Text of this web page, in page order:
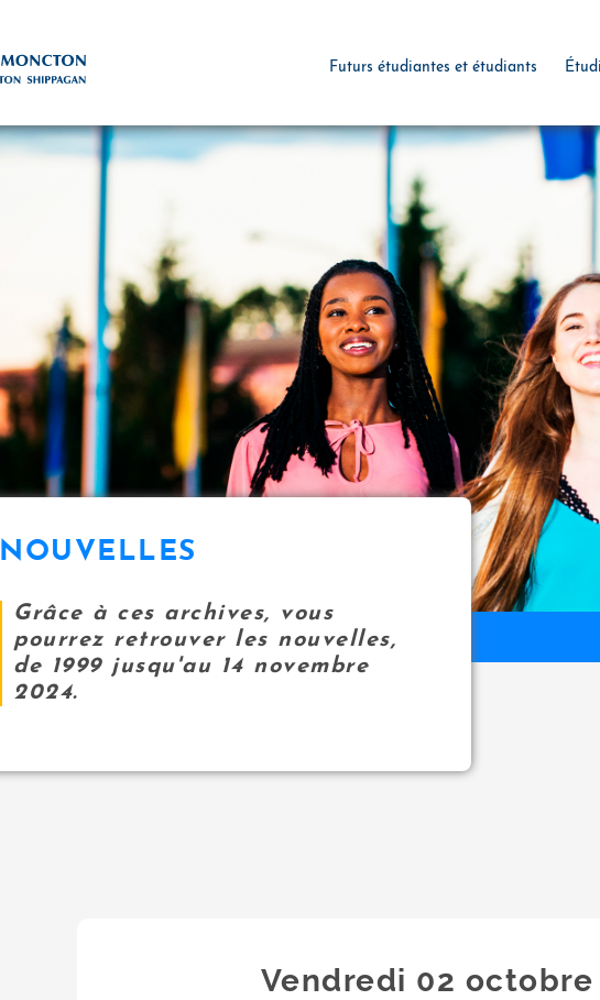
Futurs étudiantes et étudiants
NOUVELLES
Grâce à ces archives, vous
pourrez retrouver les nouvelles,
de 1999 jusqu'au 14 novembre
2024.
Vendredi 02 octobre